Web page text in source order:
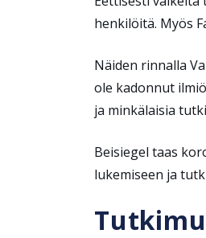
henkilöitä. Myös
Näiden rinnalla
ole kadonnut
ja minkälaisia
Beisiegel taas
lukemiseen ja